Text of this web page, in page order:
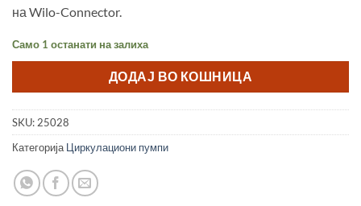
на Wilo-Connector.
Само 1 останати на залиха
ДОДАЈ ВО КОШНИЦА
SKU: 25028
Категорија Циркулациони пумпи